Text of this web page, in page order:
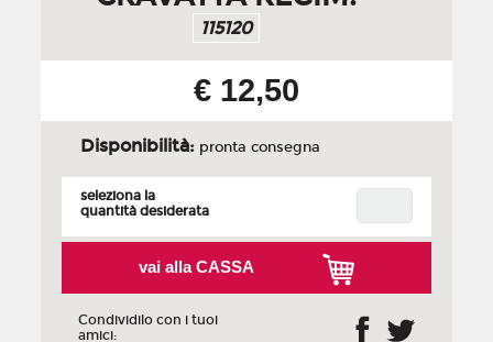
115120
€ 12,50
Disponibilità:pronta consegna
seleziona la
quantità desiderata
vai alla CASSA
Condividilo con i tuoi
amici: